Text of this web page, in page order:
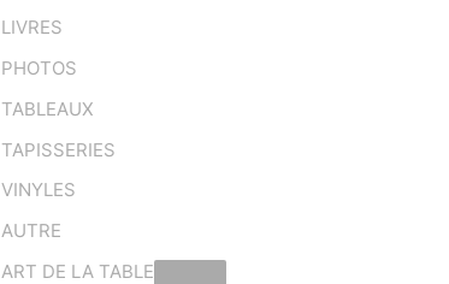
LIVRES
PHOTOS
TABLEAUX
TAPISSERIES
VINYLES
AUTRE
ART DE LA TABLE